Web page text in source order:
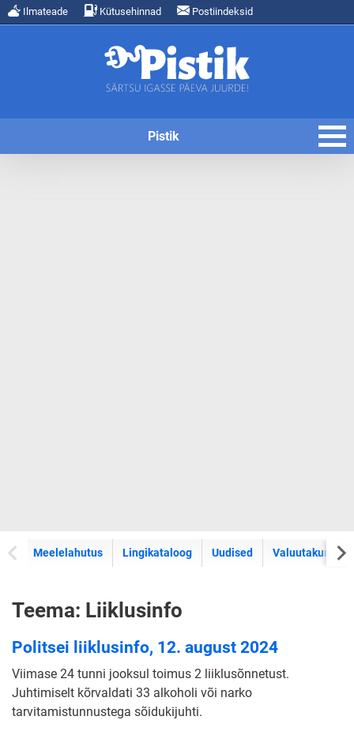
Ilmateade Kütusehinnad Postiindeksid
Pistik
Meelelahutus Lingikataloog Uudised Valuutakursid
Teema: Liiklusinfo
Politsei liiklusinfo, 12. august 2024
Viimase 24 tunni jooksul toimus 2 liiklusõnnetust.
Juhtimiselt kõrvaldati 33 alkoholi või narko
tarvitamistunnustega sõidukijuhti.